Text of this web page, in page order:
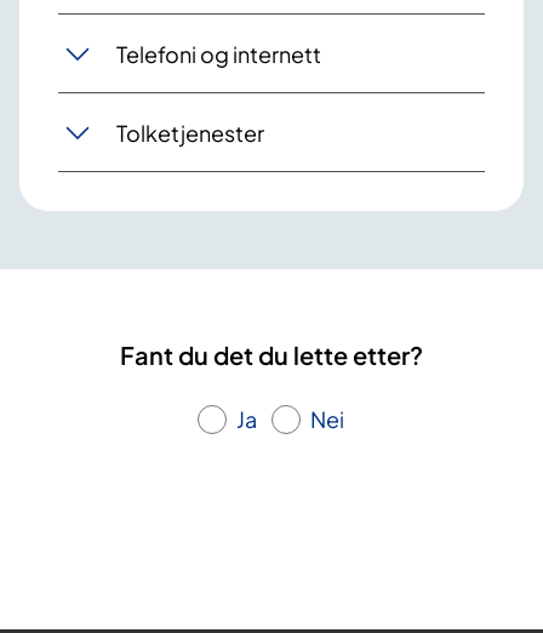
Telefoni og internett
Tolketjenester
Fant du det du lette etter?
Ja Nei